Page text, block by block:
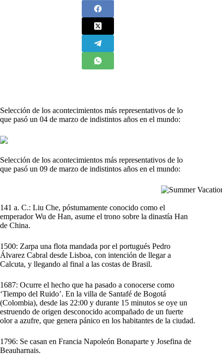
Selección de los acontecimientos más representativos de lo
que pasó un 04 de marzo de indistintos años en el mundo:
Selección de los acontecimientos más representativos de lo
que pasó un 09 de marzo de indistintos años en el mundo:
141 a. C.: Liu Che, póstumamente conocido como el
emperador Wu de Han, asume el trono sobre la dinastía Han
de China.
1500: Zarpa una flota mandada por el portugués Pedro
Álvarez Cabral desde Lisboa, con intención de llegar a
Calcuta, y llegando al final a las costas de Brasil.
1687: Ocurre el hecho que ha pasado a conocerse como
‘Tiempo del Ruido’. En la villa de Santafé de Bogotá
(Colombia), desde las 22:00 y durante 15 minutos se oye un
estruendo de origen desconocido acompañado de un fuerte
olor a azufre, que genera pánico en los habitantes de la ciudad.
1796: Se casan en Francia Napoleón Bonaparte y Josefina de
Beauharnais.